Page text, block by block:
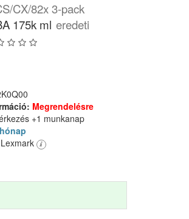
CX/82x 3-pack
175k ml eredeti
Megrendelésre
+1 munkanap